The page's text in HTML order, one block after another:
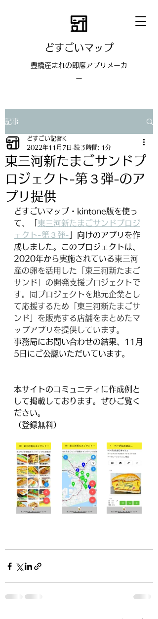
どすごいマップ
豊橋産まれの即席アプリメーカ
ー
記事
東三河新たまごサンドプ
ロジェクト-第３弾-のア
プリ提供
どすごい記者K
2022年11月7日 読了時間: 1分
どすごいマップ・kintone版を使っ
て、「 東三河新たまごサンドプロジ
ェクト-第３弾- 」向けのアプリを作
成しました。このプロジェクトは、
2020年から実施されている東三河
産の卵を活用した「東三河新たまご
サンド」の開発支援プロジェクトで
す。同プロジェクトを地元企業とし
て応援するため「東三河新たまごサ
ンド」を販売する店舗をまとめたマ
ップアプリを提供しています。
事務局にお問い合わせの結果、11月
5日にご公認いただいています。
本サイトのコミュニティに作成例と
して掲載しております。ぜひご覧く
ださい。
（登録無料）